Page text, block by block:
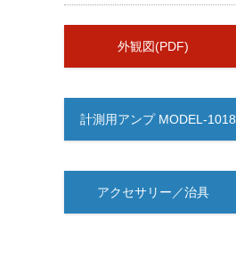
外観図(PDF)
計測用アンプ MODEL-1018
アクセサリー／治具